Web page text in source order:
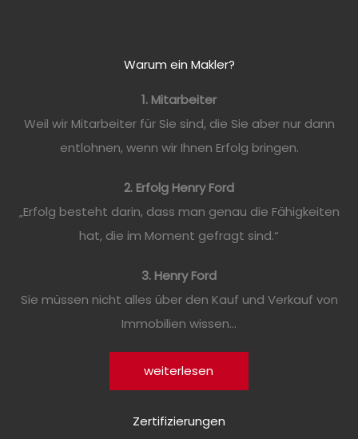
Warum ein Makler?
1. Mitarbeiter
Weil wir Mitarbeiter für Sie sind, die Sie aber nur dann
entlohnen, wenn wir Ihnen Erfolg bringen.
2. Erfolg Henry Ford
„Erfolg besteht darin, dass man genau die Fähigkeiten
hat, die im Moment gefragt sind.“
3. Henry Ford
Sie müssen nicht alles über den Kauf und Verkauf von
Immobilien wissen...
weiterlesen
Zertifizierungen